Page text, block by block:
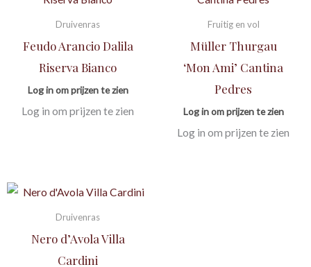
Druivenras
Feudo Arancio Dalila
Riserva Bianco
Log in om prijzen te zien
Log in om prijzen te zien
Fruitig en vol
Müller Thurgau
‘Mon Ami’ Cantina
Pedres
Log in om prijzen te zien
Log in om prijzen te zien
Druivenras
Nero d’Avola Villa
Cardini